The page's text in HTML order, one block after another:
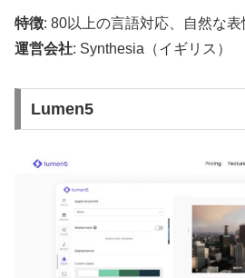
特徴: 80以上の言語対応、自然な表
運営会社: Synthesia（イギリス）
Lumen5